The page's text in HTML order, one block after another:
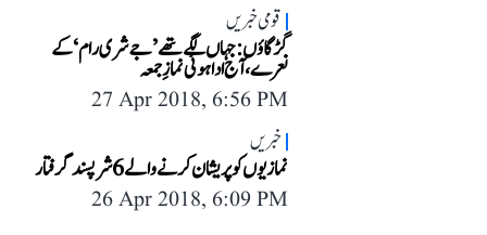
قومی خبریں
گڑگاؤں: جہاں لگے تھے ’جے شری رام‘ کے
نعرے، آج ادا ہوئی نمازِ جمعہ
27 Apr 2018, 6:56 PM
خبریں
نماز یوں کو پریشان کرنے والے 6 شرپسند گرفتار
26 Apr 2018, 6:09 PM